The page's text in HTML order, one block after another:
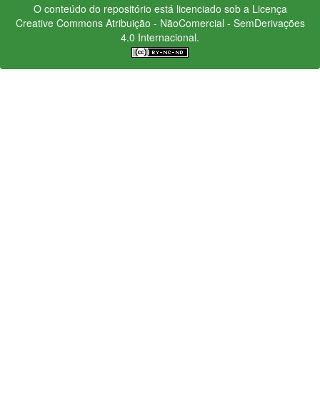
O conteúdo do repositório está licenciado sob a Licença
Creative CommonsAtribuição - NãoComercial - SemDerivações
4.0 Internacional.